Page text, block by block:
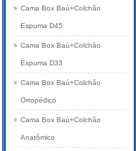
Cama Box Baú+Colchão
Espuma D45
Cama Box Baú+Colchão
Espuma D33
Cama Box Baú+Colchão
Ortopédico
Cama Box Baú+Colchão
Anatômico